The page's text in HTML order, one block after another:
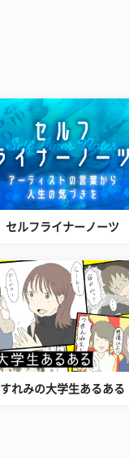
セルフライナーノーツ
すれみの大学生あるある